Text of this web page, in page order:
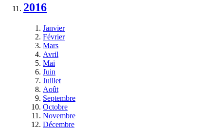
2016
Janvier
Février
Mars
Avril
Mai
Juin
Juillet
Août
Septembre
Octobre
Novembre
Décembre